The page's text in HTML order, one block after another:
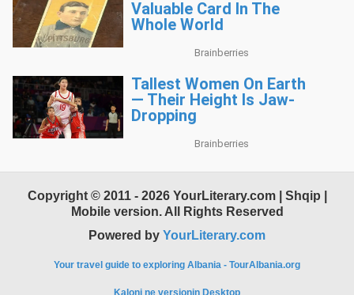
Copyright © 2011 - 2026 YourLiterary.com | Shqip |
Mobile version. All Rights Reserved
Powered by YourLiterary.com
Your travel guide to exploring Albania - TourAlbania.org